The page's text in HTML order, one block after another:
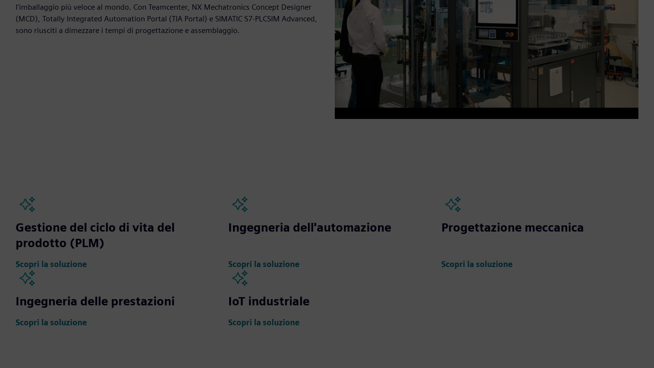
l'imballaggio più veloce al mondo. Con Teamcenter, NX Mechatronics Concept Designer
(MCD), Totally Integrated Automation Portal (TIA Portal) e SIMATIC S7-PLCSIM Advanced,
sono riusciti a dimezzare i tempi di progettazione e assemblaggio.
Gestione del ciclo di vita del
prodotto (PLM)
Scopri la soluzione
Ingegneria dell'automazione
Scopri la soluzione
Progettazione meccanica
Scopri la soluzione
Ingegneria delle prestazioni
Scopri la soluzione
IoT industriale
Scopri la soluzione